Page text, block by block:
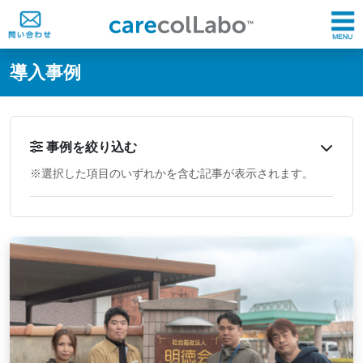
@ -0,0 +1,60 @@
導入事例
事例を絞り込む
※選択した項目のいずれかを含む記事が表示されます。